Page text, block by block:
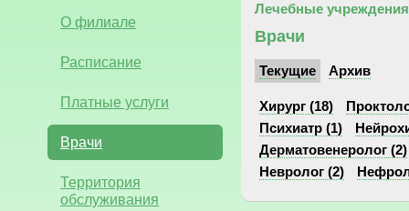
О филиале
Расписание
Платные услуги
Врачи
Территория
обслуживания
Лечебные учреждения
Врачи
Текущие Архив
Хирург (18)
Психиатр (1)
Дерматовенеролог (2)
Невролог (2)